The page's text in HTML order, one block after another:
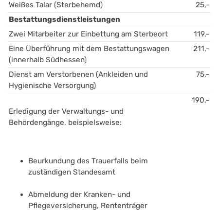
Weißes Talar (Sterbehemd)
25,-
Bestattungsdienstleistungen
Zwei Mitarbeiter zur Einbettung am Sterbeort
119,-
Eine Überführung mit dem Bestattungswagen
(innerhalb Südhessen)
211,-
Dienst am Verstorbenen (Ankleiden und
Hygienische Versorgung)
75,-
Erledigung der Verwaltungs- und
Behördengänge, beispielsweise:
Beurkundung des Trauerfalls beim
zuständigen Standesamt
Abmeldung der Kranken- und
Pflegeversicherung, Rententräger
190,-